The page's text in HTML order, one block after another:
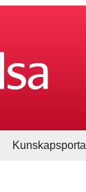
Kunskapsportal